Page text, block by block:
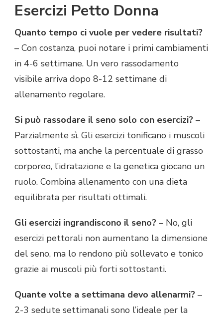
Esercizi Petto Donna
Quanto tempo ci vuole per vedere risultati?
– Con costanza, puoi notare i primi cambiamenti
in 4-6 settimane. Un vero rassodamento
visibile arriva dopo 8-12 settimane di
allenamento regolare.
Si può rassodare il seno solo con esercizi? –
Parzialmente sì. Gli esercizi tonificano i muscoli
sottostanti, ma anche la percentuale di grasso
corporeo, l’idratazione e la genetica giocano un
ruolo. Combina allenamento con una dieta
equilibrata per risultati ottimali.
Gli esercizi ingrandiscono il seno? – No, gli
esercizi pettorali non aumentano la dimensione
del seno, ma lo rendono più sollevato e tonico
grazie ai muscoli più forti sottostanti.
Quante volte a settimana devo allenarmi? –
2-3 sedute settimanali sono l’ideale per la